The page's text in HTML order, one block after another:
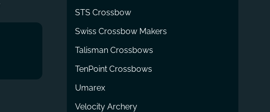
STS Crossbow
Swiss Crossbow Makers
Talisman Crossbows
TenPoint Crossbows
Umarex
Velocity Archery